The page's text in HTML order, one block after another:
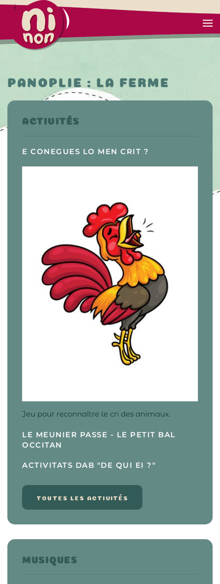
PANOPLIE : LA FERME
ACTIVITÉS
E CONEGUES LO MEN CRIT ?
Jeu pour reconnaître le cri des animaux.
LE MEUNIER PASSE - LE PETIT BAL
OCCITAN
ACTIVITATS DAB "DE QUI EI ?"
TOUTES LES ACTIVITÉS
MUSIQUES